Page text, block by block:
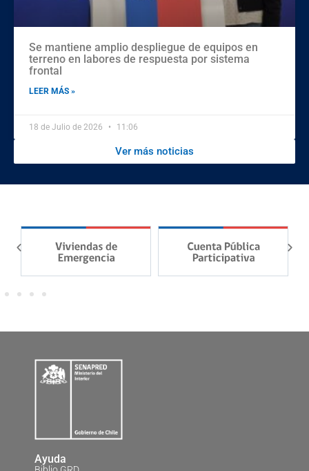
Se mantiene amplio despliegue de equipos en
terreno en labores de respuesta por sistema
frontal
LEER MÁS »
18 de Julio de 2026 11:06
Ver más noticias
Ayuda